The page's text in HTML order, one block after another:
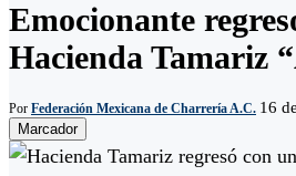
Emocionante
Hacienda Tamariz
Por Federación Mexicana de Charrería A.C. 16
Marcador